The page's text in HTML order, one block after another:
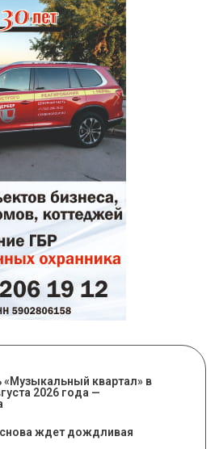
«Музыкальный квартал» в
2026 года —
ждет дождливая